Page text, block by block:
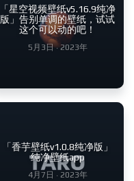
「星空视频壁纸v5.16.9纯净
版」告别单调的壁纸，试试
这个可以动的吧！
5月3日 · 2023年
「香芋壁纸v1.0.8纯净版」
纯净壁纸app
4月7日 · 2023年